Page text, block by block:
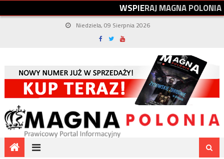
WSPIERAJMAGNAPOLONIA
Niedziela, 09 Sierpnia 2026